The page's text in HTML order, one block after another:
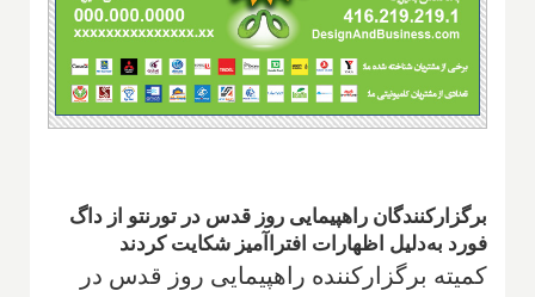
برگزارکنندگان راهپیمایی روز قدس در تورنتو از داگ
فورد به‌دلیل اظهارات افترا‌آمیز شکایت کردند
کمیته برگزارکننده راهپیمایی روز قدس در